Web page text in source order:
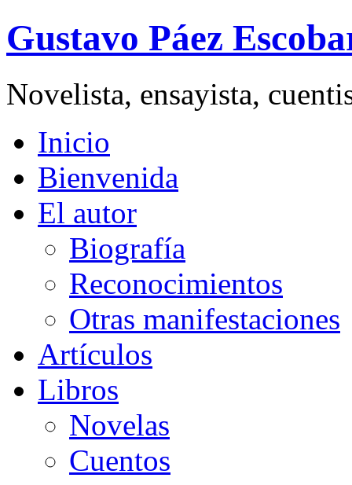
Gustavo Páez
Novelista, ensayista,
Inicio
Bienvenida
El autor
Biografía
Reconocimientos
Otras manifestaciones
Artículos
Libros
Novelas
Cuentos